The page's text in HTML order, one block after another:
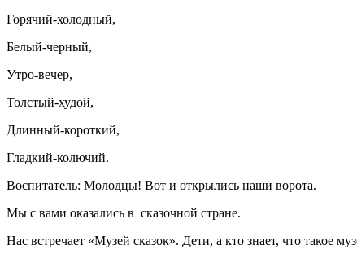
Горячий-холодный,
Белый-черный,
Утро-вечер,
Толстый-худой,
Длинный-короткий,
Гладкий-колючий.
Воспитатель: Молодцы! Вот и открылись наши ворота.
Мы с вами оказались в сказочной стране.
Нас встречает «Музей сказок». Дети, а кто знает, что такое